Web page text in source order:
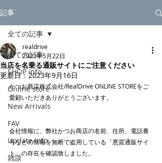
記事
全ての記事
SHOP info
Online store
New Arrivals
FAV
Update Info
雑談
全ての記事
当店を名乗る通販サイトにご注意ください
realdrive
2023年5月22日
更新日： 2023年9月16日
かつお商店株式会社/RealDrive ONLINE STOREをご
愛顧いただきありがとうございます。
会社情報に、弊社かつお商店の名前、住所、電話番
号などの情報を無断で盗用している「悪質通販サイ
ト」の存在を確認致しました。